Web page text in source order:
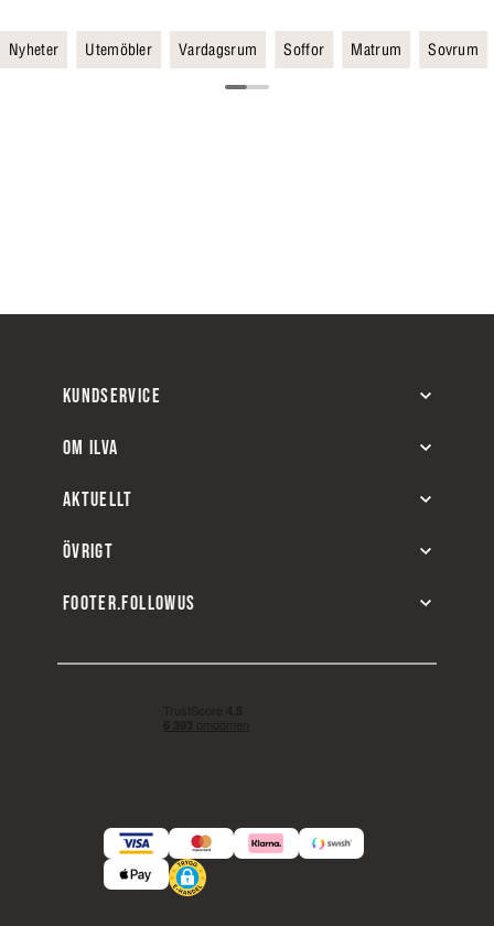
Nyheter Utemöbler Vardagsrum Soffor Matrum Sovrum
KUNDSERVICE
OM ILVA
AKTUELLT
ÖVRIGT
FOOTER.FOLLOWUS